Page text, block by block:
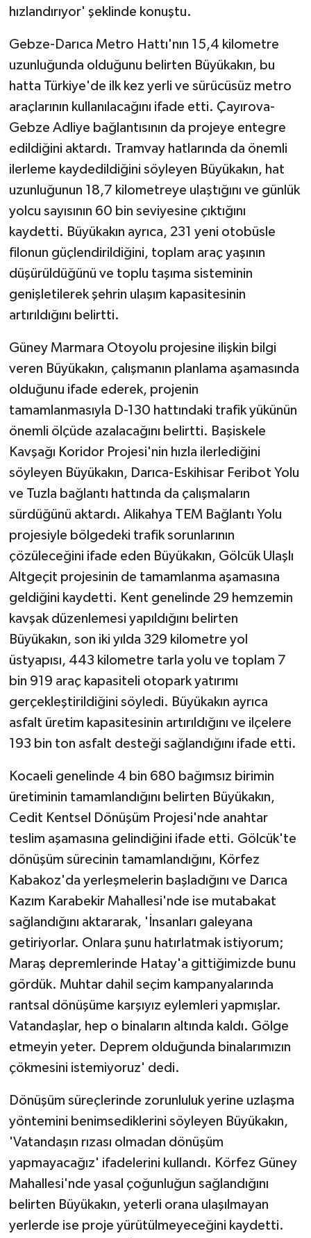
hızlandırıyor' şeklinde konuştu.
Gebze-Darıca Metro Hattı'nın 15,4 kilometre
uzunluğunda olduğunu belirten Büyükakın, bu
hatta Türkiye'de ilk kez yerli ve sürücüsüz metro
araçlarının kullanılacağını ifade etti. Çayırova-
Gebze Adliye bağlantısının da projeye entegre
edildiğini aktardı. Tramvay hatlarında da önemli
ilerleme kaydedildiğini söyleyen Büyükakın, hat
uzunluğunun 18,7 kilometreye ulaştığını ve günlük
yolcu sayısının 60 bin seviyesine çıktığını
kaydetti. Büyükakın ayrıca, 231 yeni otobüsle
filonun güçlendirildiğini, toplam araç yaşının
düşürüldüğünü ve toplu taşıma sisteminin
genişletilerek şehrin ulaşım kapasitesinin
artırıldığını belirtti.
Güney Marmara Otoyolu projesine ilişkin bilgi
veren Büyükakın, çalışmanın planlama aşamasında
olduğunu ifade ederek, projenin
tamamlanmasıyla D-130 hattındaki trafik yükünün
önemli ölçüde azalacağını belirtti. Başiskele
Kavşağı Koridor Projesi'nin hızla ilerlediğini
söyleyen Büyükakın, Darıca-Eskihisar Feribot Yolu
ve Tuzla bağlantı hattında da çalışmaların
sürdüğünü aktardı. Alikahya TEM Bağlantı Yolu
projesiyle bölgedeki trafik sorunlarının
çözüleceğini ifade eden Büyükakın, Gölcük Ulaşlı
Altgeçit projesinin de tamamlanma aşamasına
geldiğini kaydetti. Kent genelinde 29 hemzemin
kavşak düzenlemesi yapıldığını belirten
Büyükakın, son iki yılda 329 kilometre yol
üstyapısı, 443 kilometre tarla yolu ve toplam 7
bin 919 araç kapasiteli otopark yatırımı
gerçekleştirildiğini söyledi. Büyükakın ayrıca
asfalt üretim kapasitesinin artırıldığını ve ilçelere
193 bin ton asfalt desteği sağlandığını ifade etti.
Kocaeli genelinde 4 bin 680 bağımsız birimin
üretiminin tamamlandığını belirten Büyükakın,
Cedit Kentsel Dönüşüm Projesi'nde anahtar
teslim aşamasına gelindiğini ifade etti. Gölcük'te
dönüşüm sürecinin tamamlandığını, Körfez
Kabakoz'da yerleşmelerin başladığını ve Darıca
Kazım Karabekir Mahallesi'nde ise mutabakat
sağlandığını aktararak, 'İnsanları galeyana
getiriyorlar. Onlara şunu hatırlatmak istiyorum;
Maraş depremlerinde Hatay'a gittiğimizde bunu
gördük. Muhtar dahil seçim kampanyalarında
rantsal dönüşüme karşıyız eylemleri yapmışlar.
Vatandaşlar, hep o binaların altında kaldı. Gölge
etmeyin yeter. Deprem olduğunda binalarımızın
çökmesini istemiyoruz' dedi.
Dönüşüm süreçlerinde zorunluluk yerine uzlaşma
yöntemini benimsediklerini söyleyen Büyükakın,
'Vatandaşın rızası olmadan dönüşüm
yapmayacağız' ifadelerini kullandı. Körfez Güney
Mahallesi'nde yasal çoğunluğun sağlandığını
belirten Büyükakın, yeterli orana ulaşılmayan
yerlerde ise proje yürütülmeyeceğini kaydetti.